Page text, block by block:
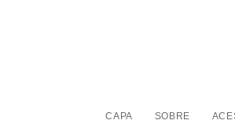
CAPA SOBRE